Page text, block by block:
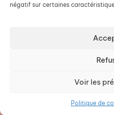
négatif sur certaines
Voir les
Politique de
Crescendo est une association